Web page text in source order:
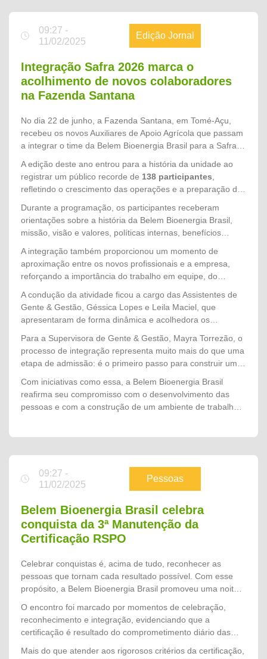
09:27 -
11/02/2025
Edição Jornal
Integração Safra 2026 marca o
acolhimento de novos colaboradores
na Fazenda Santana
No dia 22 de junho, a Fazenda Santana, em Tomé-Açu,
recebeu os novos Auxiliares de Apoio Agrícola que passam
a integrar o time da Belem Bioenergia Brasil para a Safra
integração teve como objetivo acolher os colaboradores,
apresentar a cultura organizacional da empresa e reforçar
os princípios que norteiam nossas operações,
especialmente o compromisso com a segurança, o respeito
às pessoas e a excelência no trabalho.
A edição deste ano entrou para a história da unidade ao
registrar um público recorde de 138 participantes
refletindo o crescimento das operações e a preparação da
colaboradores chegam para fortalecer as equipes de
campo e contribuir diretamente para o alcance das metas
da Safra 2026.
Durante a programação, os participantes receberam
orientações sobre a história da Belem Bioenergia Brasil,
missão, visão e valores, políticas internas, benefícios
normas de Segurança, Saúde e Meio Ambiente (SMS),
fundamentais para a realização das atividades com
responsabilidade e prevenção.
A integração também proporcionou um momento de
aproximação entre os novos profissionais e a empresa,
reforçando a importância do trabalho em equipe, do
organizacionais desde o primeiro dia.
A condução da atividade ficou a cargo das Assistentes de
Gente & Gestão, Géssica Lopes e Leila Maciel, que
apresentaram de forma dinâmica e acolhedora os
preparando os colaboradores para o início das atividades
no campo.
Para a Supervisora de Gente & Gestão, Mayra Torrezão, o
processo de integração representa muito mais do que uma
etapa de admissão: é o primeiro passo para construir uma
compromisso com a cultura da empresa. "A integração é o
momento em que acolhemos cada novo colaborador e
mostramos que, além de fazer parte de uma equipe, ele
segurança e o desenvolvimento profissional. Nosso
atividade e se sintam preparados para contribuir com uma
Safra 2026 segura, produtiva e de excelência."
Com iniciativas como essa, a Belem Bioenergia Brasil
reafirma seu compromisso com o desenvolvimento das
pessoas e com a construção de um ambiente de trabalho
09:27 -
11/02/2025
Pessoas
Belem Bioenergia Brasil celebra
conquista da 3ª Manutenção da
Certificação RSPO
Celebrar conquistas é, acima de tudo, reconhecer as
pessoas que tornam cada resultado possível. Com esse
propósito, a Belem Bioenergia Brasil promoveu uma noite
colaboradores que participaram diretamente do processo
que culminou na conquista da 3ª Manutenção da
Certificação RSPO (Roundtable on Sustainable Palm Oil),
um dos mais importantes reconhecimentos internacionais
O encontro foi marcado por momentos de celebração,
reconhecimento e integração, evidenciando que a
certificação é resultado do comprometimento diário das
socioambiental e a melhoria contínua dos processos.
Mais do que atender aos rigorosos critérios da certificação,